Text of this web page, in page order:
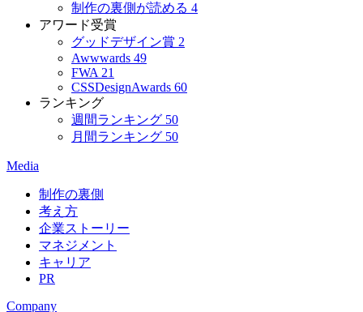
制作の裏側が読める 4
アワード受賞
グッドデザイン賞 2
Awwwards 49
FWA 21
CSSDesignAwards 60
ランキング
週間ランキング 50
月間ランキング 50
Media
制作の裏側
考え方
企業ストーリー
マネジメント
キャリア
PR
Company